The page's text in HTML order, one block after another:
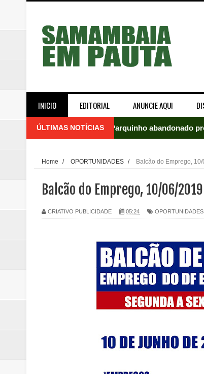
INICIO EDITORIAL ANUNCIE AQUI
ÚLTIMAS NOTÍCIAS Parquinho abandonado
Incêndio atinge carro
Celina Leão abre 8,4
Quinto "saidão" do ano
Agência do Trabalhador
Nova mistura de 32% de
Campanha para
Relatório apontou riscos
Renata D'Aguiar
Home / OPORTUNIDADES / Balcão do Emprego, 10/
Balcão do Emprego, 10/06/2019
CRIATIVO PUBLICIDADE 05:24 OPORTUNIDADES